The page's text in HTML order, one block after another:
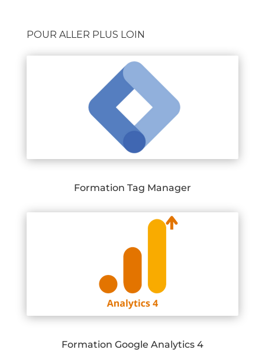
POUR ALLER PLUS LOIN
Formation Tag Manager
Formation Google Analytics 4